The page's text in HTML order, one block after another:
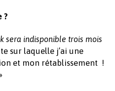
?
sera indisponible trois mois
sur laquelle j’ai une
et mon rétablissement !